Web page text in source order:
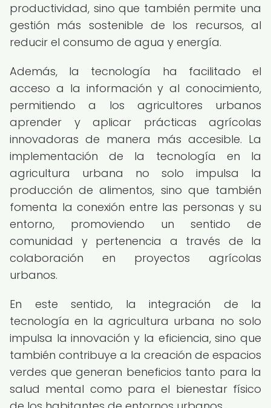
productividad, sino que también permite una
gestión más sostenible de los recursos, al
reducir el consumo de agua y energía.
Además, la tecnología ha facilitado el
acceso a la información y al conocimiento,
permitiendo a los agricultores urbanos
aprender y aplicar prácticas agrícolas
innovadoras de manera más accesible. La
implementación de la tecnología en la
agricultura urbana no solo impulsa la
producción de alimentos, sino que también
fomenta la conexión entre las personas y su
entorno, promoviendo un sentido de
comunidad y pertenencia a través de la
colaboración en proyectos agrícolas
urbanos.
En este sentido, la integración de la
tecnología en la agricultura urbana no solo
impulsa la innovación y la eficiencia, sino que
también contribuye a la creación de espacios
verdes que generan beneficios tanto para la
salud mental como para el bienestar físico